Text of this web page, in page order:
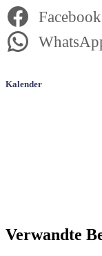
Facebook
Kalender
Verwandte